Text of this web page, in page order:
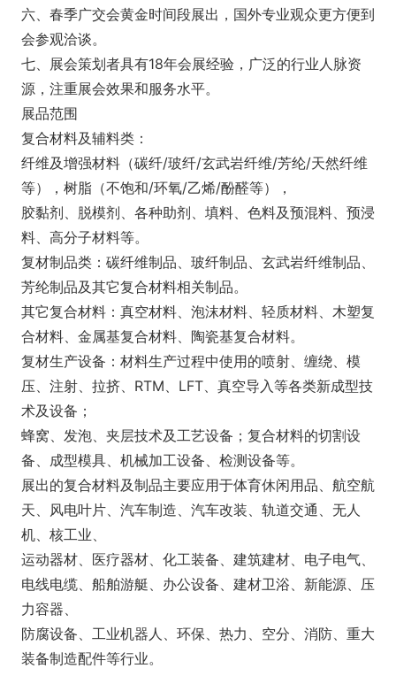
六、春季广交会黄金时间段展出，国外专业观众更方便到
会参观洽谈。
七、展会策划者具有18年会展经验，广泛的行业人脉资
源，注重展会效果和服务水平。
展品范围
复合材料及辅料类：
纤维及增强材料（碳纤/玻纤/玄武岩纤维/芳纶/天然纤维
等），树脂（不饱和/环氧/乙烯/酚醛等），
胶黏剂、脱模剂、各种助剂、填料、色料及预混料、预浸
料、高分子材料等。
复材制品类：碳纤维制品、玻纤制品、玄武岩纤维制品、
芳纶制品及其它复合材料相关制品。
其它复合材料：真空材料、泡沫材料、轻质材料、木塑复
合材料、金属基复合材料、陶瓷基复合材料。
复材生产设备：材料生产过程中使用的喷射、缠绕、模
压、注射、拉挤、RTM、LFT、真空导入等各类新成型技
术及设备；
蜂窝、发泡、夹层技术及工艺设备；复合材料的切割设
备、成型模具、机械加工设备、检测设备等。
展出的复合材料及制品主要应用于体育休闲用品、航空航
天、风电叶片、汽车制造、汽车改装、轨道交通、无人
机、核工业、
运动器材、医疗器材、化工装备、建筑建材、电子电气、
电线电缆、船舶游艇、办公设备、建材卫浴、新能源、压
力容器、
防腐设备、工业机器人、环保、热力、空分、消防、重大
装备制造配件等行业。